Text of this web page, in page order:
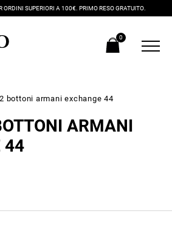
ORDINI SUPERIORI A 100€. PRIMO RESO GRATUITO.
0
bottoni armani exchange 44
ARMANI
44
alla newsletter